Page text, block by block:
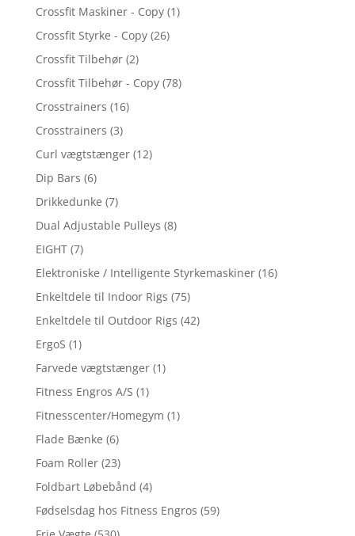
Crossfit Maskiner - Copy (1)
Crossfit Styrke - Copy (26)
Crossfit Tilbehør (2)
Crossfit Tilbehør - Copy (78)
Crosstrainers (16)
Crosstrainers (3)
Curl vægtstænger (12)
Dip Bars (6)
Drikkedunke (7)
Dual Adjustable Pulleys (8)
EIGHT (7)
Elektroniske / Intelligente Styrkemaskiner (16)
Enkeltdele til Indoor Rigs (75)
Enkeltdele til Outdoor Rigs (42)
ErgoS (1)
Farvede vægtstænger (1)
Fitness Engros A/S (1)
Fitnesscenter/Homegym (1)
Flade Bænke (6)
Foam Roller (23)
Foldbart Løbebånd (4)
Fødselsdag hos Fitness Engros (59)